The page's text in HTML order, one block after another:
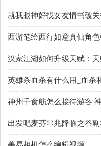
就我眼神好找女友情书破
汉家江湖如何升级天赋：
英雄杀血杀有什么用_血杀
神州千食舫怎么接待游客